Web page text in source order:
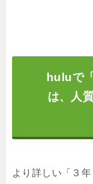
huluで
は、人
より詳しい「３